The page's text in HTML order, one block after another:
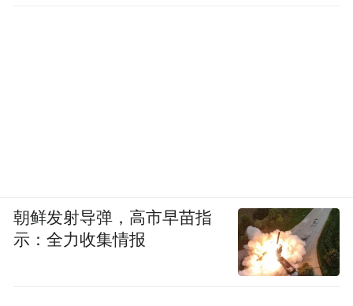
朝鲜发射导弹，高市早苗指
示：全力收集情报